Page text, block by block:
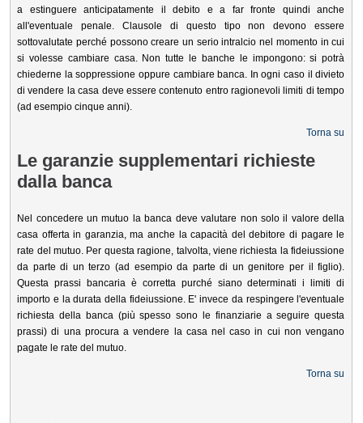
a estinguere anticipatamente il debito e a far fronte quindi anche
all'eventuale penale. Clausole di questo tipo non devono essere
sottovalutate perché possono creare un serio intralcio nel momento in cui
si volesse cambiare casa. Non tutte le banche le impongono: si potrà
chiederne la soppressione oppure cambiare banca. In ogni caso il divieto
di vendere la casa deve essere contenuto entro ragionevoli limiti di tempo
(ad esempio cinque anni).
Torna su
Le garanzie supplementari richieste
dalla banca
Nel concedere un mutuo la banca deve valutare non solo il valore della
casa offerta in garanzia, ma anche la capacità del debitore di pagare le
rate del mutuo. Per questa ragione, talvolta, viene richiesta la fideiussione
da parte di un terzo (ad esempio da parte di un genitore per il figlio).
Questa prassi bancaria è corretta purché siano determinati i limiti di
importo e la durata della fideiussione. E' invece da respingere l'eventuale
richiesta della banca (più spesso sono le finanziarie a seguire questa
prassi) di una procura a vendere la casa nel caso in cui non vengano
pagate le rate del mutuo.
Torna su